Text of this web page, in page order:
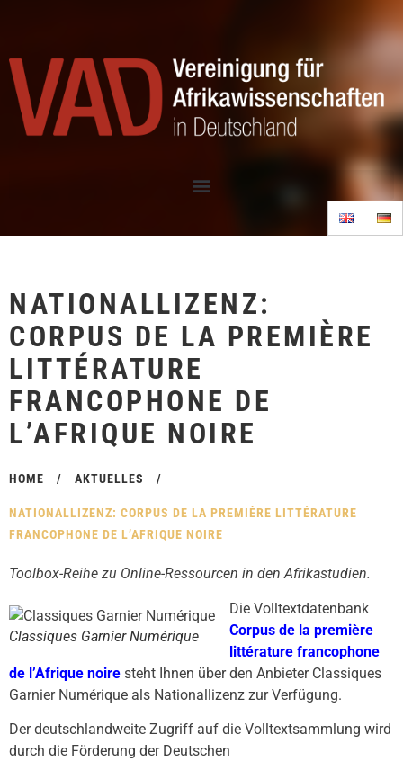
NATIONALLIZENZ:
CORPUS DE LA PREMIÈRE
LITTÉRATURE
FRANCOPHONE DE
L’AFRIQUE NOIRE
HOME / AKTUELLES /
NATIONALLIZENZ: CORPUS DE LA PREMIÈRE LITTÉRATURE
FRANCOPHONE DE L’AFRIQUE NOIRE
Toolbox-Reihe zu Online-Ressourcen in den Afrikastudien.
Classiques Garnier Numérique
Die Volltextdatenbank
Corpus de la première
littérature francophone
de l’Afrique noire steht Ihnen über den Anbieter Classiques
Garnier Numérique als Nationallizenz zur Verfügung.
Der deutschlandweite Zugriff auf die Volltextsammlung wird
durch die Förderung der Deutschen